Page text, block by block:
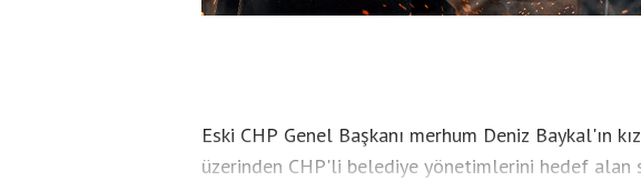
Eski CHP Genel Başkanı merhum Deniz Baykal'ın
üzerinden CHP'li belediye yönetimlerini hedef alan